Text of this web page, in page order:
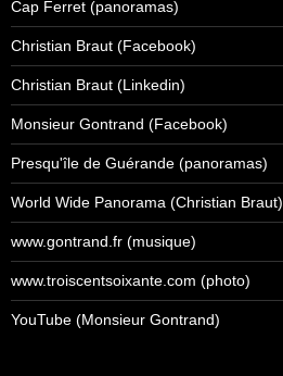
Cap Ferret (panoramas)
Christian Braut (Facebook)
Christian Braut (Linkedin)
Monsieur Gontrand (Facebook)
Presqu'île de Guérande (panoramas)
World Wide Panorama (Christian Braut)
www.gontrand.fr (musique)
www.troiscentsoixante.com (photo)
YouTube (Monsieur Gontrand)